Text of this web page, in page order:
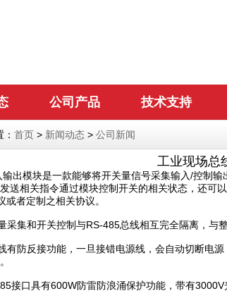
公司产品 技术支持
首页 > 新闻动态 > 公司新闻
工业现场总
输出模块是一款能够将开关量信号采集输入/控制
送相关指令通过模块控制开关的相关状态，还可
或者定制之相关协议。
集和开关控制与RS-485总线相互完全隔离，与整
防反接功能，一旦接错电源线，会自动切断电
接口具有600W防雷防浪涌保护功能，带有3000V